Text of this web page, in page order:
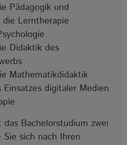
Pädagogik und
Lerntherapie
Didaktik des
Mathematikdidaktik
Einsatzes digitaler Medien
Bachelorstudium zwei
sich nach Ihren